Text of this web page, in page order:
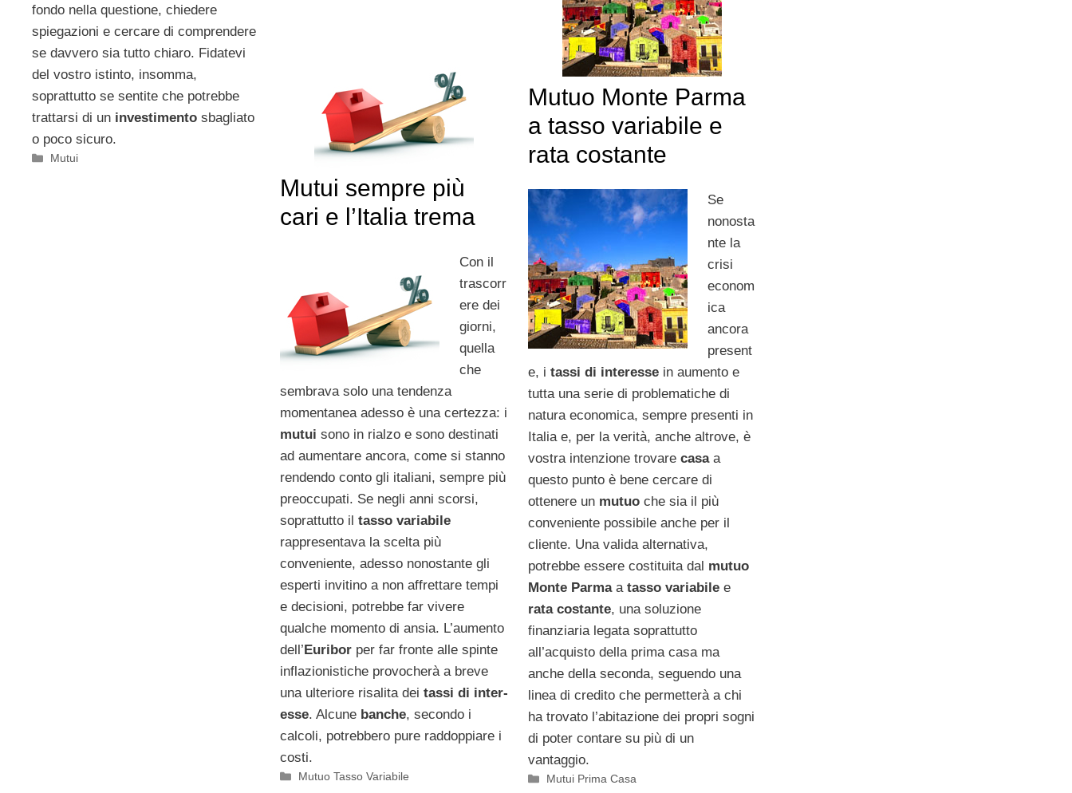
fondo nella questione, chiedere
spiegazioni e cercare di comprendere
se davvero sia tutto chiaro. Fidatevi
del vostro istinto, insomma,
soprattutto se sentite che potrebbe
trattarsi di un investimento sbagliato
o poco sicuro.
Categorie
Mutui
Mutuo Monte Parma
a tasso variabile e
rata costante
Se
nonosta
nte la
crisi
econom
ica
ancora
present
e, i tassi di interesse in aumento e
tutta una serie di problematiche di
natura economica, sempre presenti in
Italia e, per la verità, anche altrove, è
vostra intenzione trovare casa a
questo punto è bene cercare di
ottenere un mutuoche sia il più
conveniente possibile anche per il
cliente. Una valida alternativa,
potrebbe essere costituita dal mutuo
Monte Parma a tasso variabilee
rata costante, una soluzione
finanziaria legata soprattutto
all’acquisto della prima casa ma
anche della seconda, seguendo una
linea di credito che permetterà a chi
ha trovato l’abitazione dei propri sogni
di poter contare su più di un
vantaggio.
Categorie
Mutui Prima Casa
Mutui sempre più
cari e l’Italia trema
Con il
trascorr
ere dei
giorni,
quella
che
sembrava solo una tendenza
momentanea adesso è una certezza: i
mutui sono in rialzo e sono destinati
ad aumentare ancora, come si stanno
rendendo conto gli italiani, sempre più
preoccupati. Se negli anni scorsi,
soprattutto il tasso variabile
rappresentava la scelta più
conveniente, adesso nonostante gli
esperti invitino a non affrettare tempi
e decisioni, potrebbe far vivere
qualche momento di ansia. L’aumento
dell’ Euriborper far fronte alle spinte
inflazion­is­tiche provocherà a breve
una ulteriore risalita dei tassi di inter­
esse. Alcunebanche, secondo i
calcoli, potrebbero pure raddoppiare i
costi.
Categorie
Mutuo Tasso Variabile